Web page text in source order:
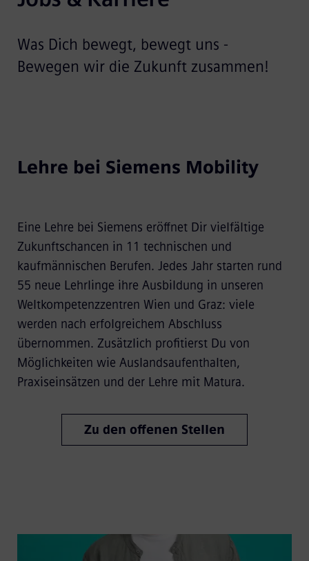
Was Dich bewegt, bewegt uns -
Bewegen wir die Zukunft zusammen!
Lehre bei Siemens Mobility
Eine Lehre bei Siemens eröffnet Dir vielfältige
Zukunftschancen in 11 technischen und
kaufmännischen Berufen. Jedes Jahr starten rund
55 neue Lehrlinge ihre Ausbildung in unseren
Weltkompetenzzentren Wien und Graz: viele
werden nach erfolgreichem Abschluss
übernommen. Zusätzlich profitierst Du von
Möglichkeiten wie Auslandsaufenthalten,
Praxiseinsätzen und der Lehre mit Matura.
Zu den offenen Stellen